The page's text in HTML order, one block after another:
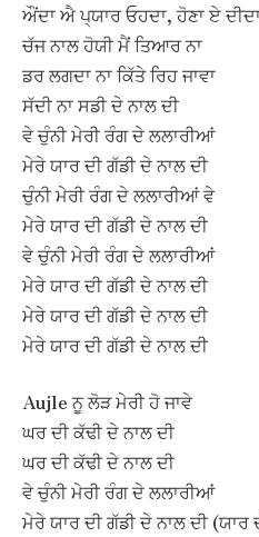
ਔਂਦਾ ਐ ਪ੍ਯਾਰ ਓਹਦਾ, ਹੋਣਾ ਏ
ਚੱਜ ਨਾਲ ਹੋਯੀ ਮੈਂ ਤਿਆਰ ਨਾ
ਡਰ ਲਗਦਾ ਨਾ ਕਿੱਤੇ ਰਿਹ ਜਾਵਾ
ਸੱਦੀ ਨਾ ਸਡੀ ਦੇ ਨਾਲ ਦੀ
ਵੇ ਚੁੰਨੀ ਮੇਰੀ ਰੰਗ ਦੇ ਲਲਾਰੀਆਂ
ਮੇਰੇ ਯਾਰ ਦੀ ਗੱਡੀ ਦੇ ਨਾਲ ਦੀ
ਚੁੰਨੀ ਮੇਰੀ ਰੰਗ ਦੇ ਲਲਾਰੀਆਂ ਵੇ
ਮੇਰੇ ਯਾਰ ਦੀ ਗੱਡੀ ਦੇ ਨਾਲ ਦੀ
ਵੇ ਚੁੰਨੀ ਮੇਰੀ ਰੰਗ ਦੇ ਲਲਾਰੀਆਂ
ਮੇਰੇ ਯਾਰ ਦੀ ਗੱਡੀ ਦੇ ਨਾਲ ਦੀ
ਮੇਰੇ ਯਾਰ ਦੀ ਗੱਡੀ ਦੇ ਨਾਲ ਦੀ
ਮੇਰੇ ਯਾਰ ਦੀ ਗੱਡੀ ਦੇ ਨਾਲ ਦੀ
Aujle ਨੂ ਲੋੜ ਮੇਰੀ ਹੋ ਜਾਵੇ
ਘਰ ਦੀ ਕੱਢੀ ਦੇ ਨਾਲ ਦੀ
ਘਰ ਦੀ ਕੱਢੀ ਦੇ ਨਾਲ ਦੀ
ਵੇ ਚੁੰਨੀ ਮੇਰੀ ਰੰਗ ਦੇ ਲਲਾਰੀਆਂ
ਮੇਰੇ ਯਾਰ ਦੀ ਗੱਡੀ ਦੇ ਨਾਲ ਦੀ (ਯਾਰ